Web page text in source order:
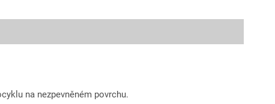
na nezpevněném povrchu.